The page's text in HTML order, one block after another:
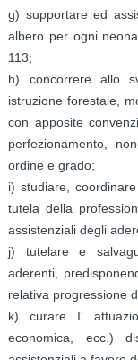
g) supportare ed
albero per ogni
113;
h) concorrere allo
istruzione forestale,
con apposite
perfezionamento,
ordine e grado;
i) studiare,
tutela della
assistenziali degli
j) tutelare e
aderenti,
relativa progressione
k) curare I'
economica, ecc.)